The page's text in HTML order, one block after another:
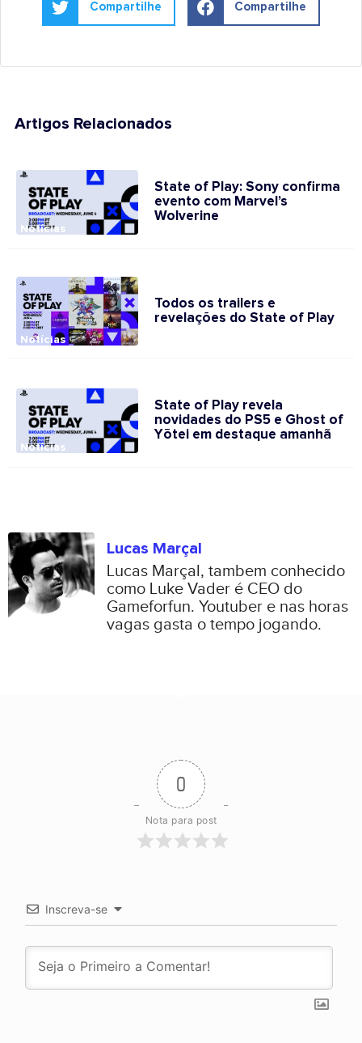
Compartilhe Compartilhe
Artigos Relacionados
Notícias
State of Play: Sony confirma
evento com Marvel’s
Wolverine
Notícias
Todos os trailers e
revelações do State of Play
Notícias
State of Play revela
novidades do PS5 e Ghost of
Yōtei em destaque amanhã
Lucas Marçal
Lucas Marçal, tambem conhecido
como Luke Vader é CEO do
Gameforfun. Youtuber e nas horas
vagas gasta o tempo jogando.
0
Nota para post
Inscreva-se